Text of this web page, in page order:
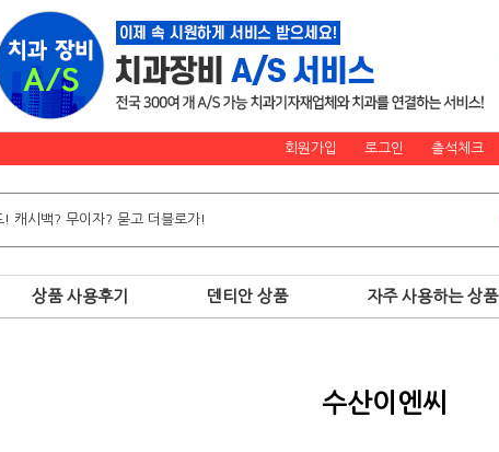
회원가입 로그인 출석체크
상품 사용후기 덴티안 상품 자주 사용하는 상품
수산이엔씨